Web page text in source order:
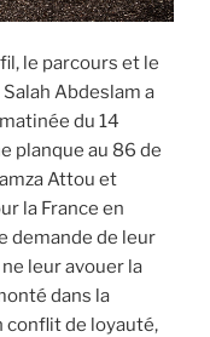
le parcours et le
Abdeslam a
du 14
planque au 86 de
Attou et
la France en
demande de leur
leur avouer la
dans la
conflit de loyauté,